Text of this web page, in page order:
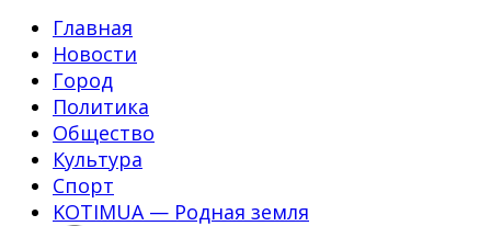
Главная
Новости
Город
Политика
Общество
Культура
Спорт
KOTIMUA — Родная земля